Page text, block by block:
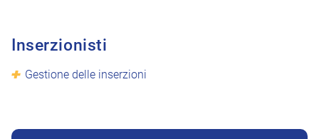
Inserzionisti
Gestione delle inserzioni